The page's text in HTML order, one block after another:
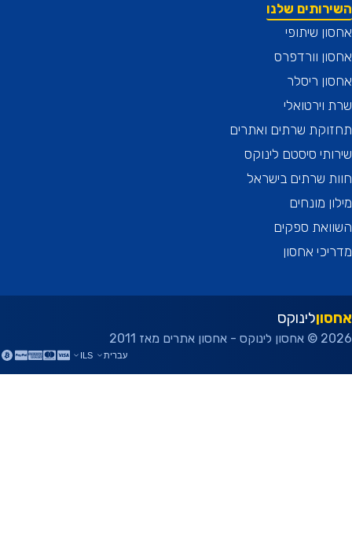
שלנו
שיתופי
וורדפרס
ריסלר
שרתים ואתרים
סיסטם לינוקס
שרתים בישראל
מונחים
ספקים
אחסון
לינוקס
מאז 2011
עברית ILS